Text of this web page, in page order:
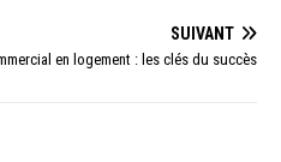
SUIVANT
en logement : les clés du succès